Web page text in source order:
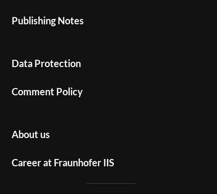
Publishing Notes
Data Protection
Comment Policy
About us
Career at Fraunhofer IIS